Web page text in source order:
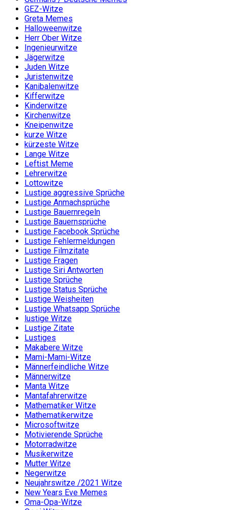
GEZ-Witze
Greta Memes
Halloweenwitze
Herr Ober Witze
Ingenieurwitze
Jägerwitze
Juden Witze
Juristenwitze
Kanibalenwitze
Kifferwitze
Kinderwitze
Kirchenwitze
Kneipenwitze
kurze Witze
kürzeste Witze
Lange Witze
Leftist Meme
Lehrerwitze
Lottowitze
Lustige aggressive Sprüche
Lustige Anmachsprüche
Lustige Bauernregeln
Lustige Bauernsprüche
Lustige Facebook Sprüche
Lustige Fehlermeldungen
Lustige Filmzitate
Lustige Fragen
Lustige Siri Antworten
Lustige Sprüche
Lustige Status Sprüche
Lustige Weisheiten
Lustige Whatsapp Sprüche
lustige Witze
Lustige Zitate
Lustiges
Makabere Witze
Mami-Mami-Witze
Männerfeindliche Witze
Männerwitze
Manta Witze
Mantafahrerwitze
Mathematiker Witze
Mathematikerwitze
Microsoftwitze
Motivierende Sprüche
Motorradwitze
Musikerwitze
Mutter Witze
Negerwitze
Neujahrswitze /2021 Witze
New Years Eve Memes
Oma-Opa-Witze